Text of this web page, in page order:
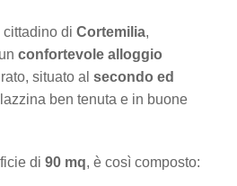
cittadino di Cortemilia,
confortevole alloggio
situato al secondo ed
ben tenuta e in buone
di 90 mq, è così composto: